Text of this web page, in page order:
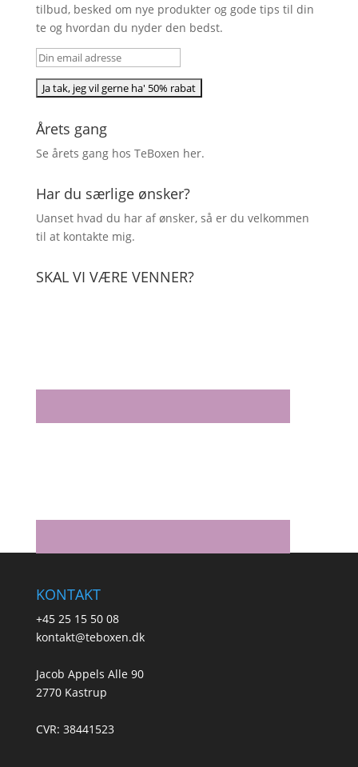
tilbud, besked om nye produkter og gode tips til din
te og hvordan du nyder den bedst.
Årets gang
Se årets gang hos TeBoxen her.
Har du særlige ønsker?
Uanset hvad du har af ønsker, så er du velkommen
til at kontakte mig.
SKAL VI VÆRE VENNER?
KONTAKT
+45 25 15 50 08
kontakt@teboxen.dk
Jacob Appels Alle 90
2770 Kastrup
CVR: 38441523